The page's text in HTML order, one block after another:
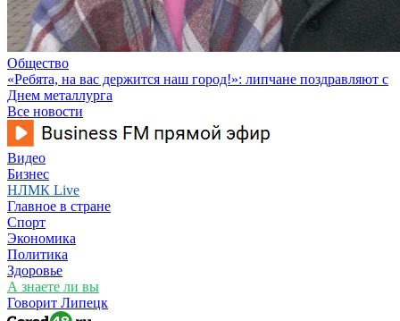
Общество
«Ребята, на вас держится наш город!»: липчане поздравляют с
Днем металлурга
Все новости
Видео
Бизнес
НЛМК Live
Главное в стране
Спорт
Экономика
Политика
Здоровье
А знаете ли вы
Говорит Липецк